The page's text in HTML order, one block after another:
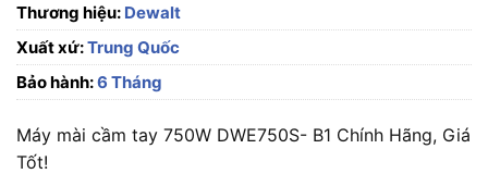
Thương hiệu: Dewalt
Xuất xứ:Trung Quốc
Bảo hành:6 Tháng
Máy mài cầm tay 750W DWE750S- B1 Chính Hãng, Giá
Tốt!